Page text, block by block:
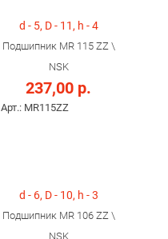
d - 5, D - 11, h - 4
Подшипник MR 115 ZZ \
NSK
237,00 р.
Арт.: MR115ZZ
d - 6, D - 10, h - 3
Подшипник MR 106 ZZ \
NSK